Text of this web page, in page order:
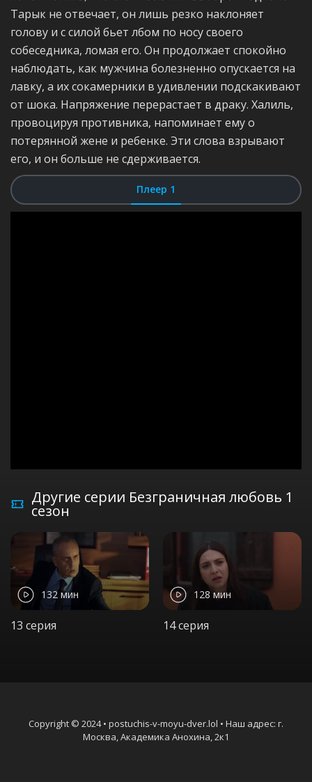
Тарык не отвечает, он лишь резко наклоняет
голову и с силой бьет лбом по носу своего
собеседника, ломая его. Он продолжает спокойно
наблюдать, как мужчина болезненно опускается на
лавку, а их сокамерники в удивлении подскакивают
от шока. Напряжение перерастает в драку. Халиль,
провоцируя противника, напоминает ему о
потерянной жене и ребенке. Эти слова взрывают
его, и он больше не сдерживается.
Плеер 1
Другие серии Безграничная любовь 1
сезон
132 мин
13 серия
128 мин
14 серия
Copyright © 2024 • postuchis-v-moyu-dver.lol • Наш адрес: г.
Москва, Академика Анохина, 2к1